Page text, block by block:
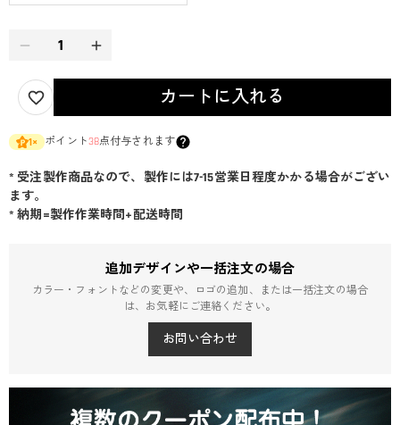
カートに入れる
1× ポイント38点付与されます
* 受注製作商品なので、製作には7-15営業日程度かかる場合がござい
ます。
* 納期=製作作業時間+配送時間
追加デザインや一括注文の場合
カラー・フォントなどの変更や、ロゴの追加、または一括注文の場合
は、お気軽にご連絡ください。
お問い合わせ